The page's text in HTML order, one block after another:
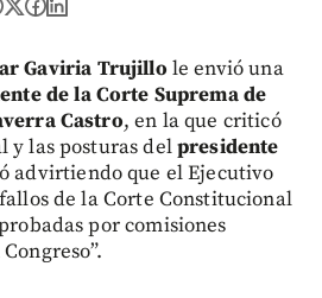
Gaviria Trujillo le envió una
de la Corte Suprema de
Castro, en la que criticó
y las posturas delpresidente
advirtiendo que el Ejecutivo
de la Corte Constitucional
por comisiones